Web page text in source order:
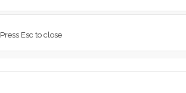
Press Esc to close